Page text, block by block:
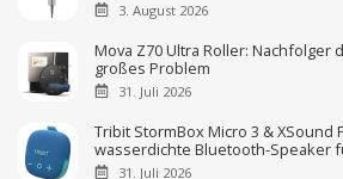
3. August 2026
Mova Z70 Ultra Roller: Nachfolger
großes Problem
31. Juli 2026
Tribit StormBox Micro 3 & XSound
wasserdichte Bluetooth-Speaker
31. Juli 2026